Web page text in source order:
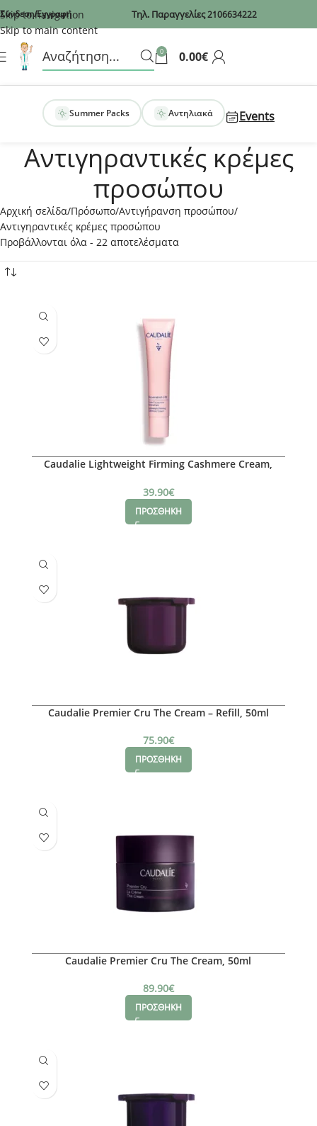
Recaptcha
Skip to navigation
Skip to main content
Σύνδεση/Εγγραφή Τηλ. Παραγγελίες2106634222
0 0.00€
Summer Packs Αντηλιακά Events
Αντιγηραντικές κρέμες
προσώπου
Αρχική σελίδα Πρόσωπο Αντιγήρανση προσώπου
Αντιγηραντικές κρέμες προσώπου
Προβάλλονται όλα - 22 αποτελέσματα
Caudalie Lightweight Firming Cashmere Cream,
39.90€
ΠΡΟΣΘΗΚΗ
Caudalie Premier Cru The Cream – Refill, 50ml
75.90€
ΠΡΟΣΘΗΚΗ
Caudalie Premier Cru The Cream, 50ml
89.90€
ΠΡΟΣΘΗΚΗ